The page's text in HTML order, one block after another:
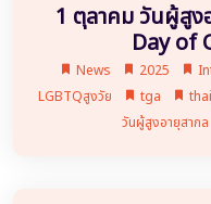
1 ตุลาคม วันผู้สู
Day of
News 2025
LGBTQสูงวัย
tga
วันผู้สูงอายุสากล